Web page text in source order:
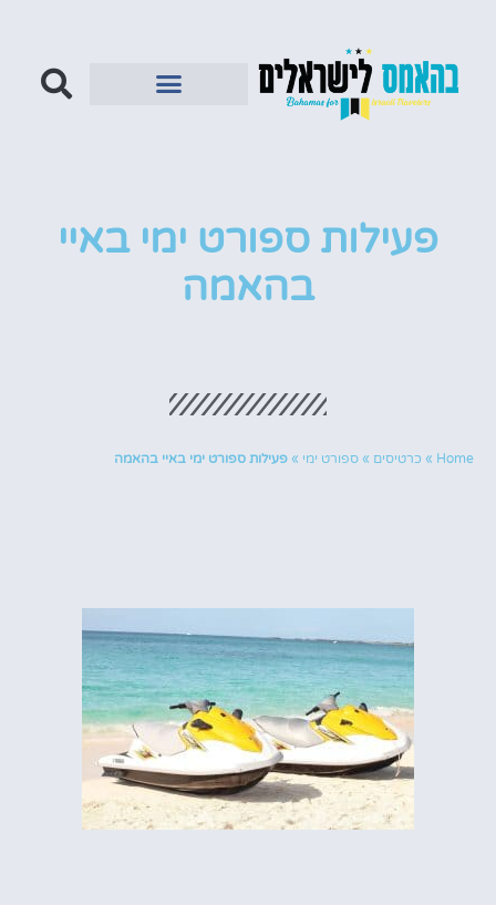
פעילות ספורט ימי באיי
בהאמה
Home
» כרטיסים » ספורט ימי » פעילות ספורט ימי באיי בהאמה